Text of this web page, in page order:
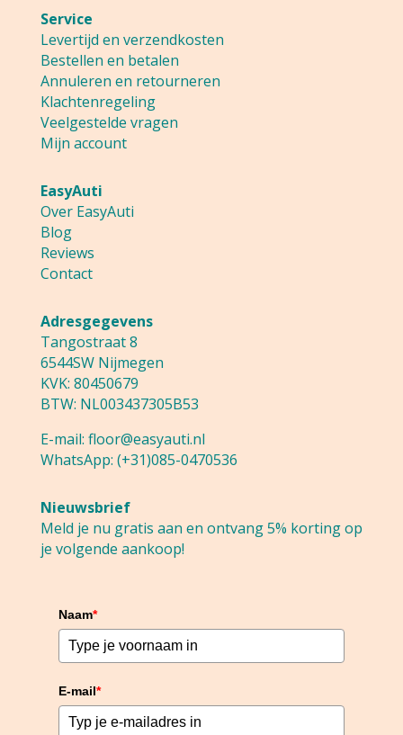
Service
Levertijd en verzendkosten
Bestellen en betalen
Annuleren en retourneren
Klachtenregeling
Veelgestelde vragen
Mijn account
EasyAuti
Over EasyAuti
Blog
Reviews
Contact
Adresgegevens
Tangostraat 8
6544SW Nijmegen
KVK: 80450679
BTW: NL003437305B53
E-mail: floor@easyauti.nl
WhatsApp: (+31)085-0470536
Nieuwsbrief
Meld je nu gratis aan en ontvang 5% korting op
je volgende aankoop!
Naam*
E-mail*